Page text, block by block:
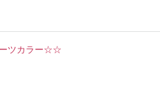
ツカラー☆☆